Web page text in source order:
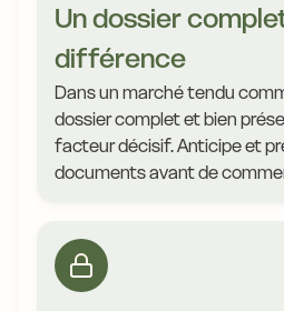
Un dossier
différence
Dans un marché tendu
dossier complet et bien
facteur décisif. Anticipe et
documents avant de